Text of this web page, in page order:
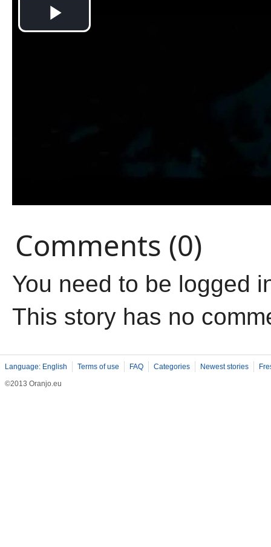
Comments (0)
You need to be logged
This story has no
Language: English Terms of use FAQ Categories Newest stories
©2013 Oranjo.eu